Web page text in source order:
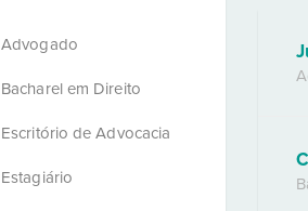
Advogado
Bacharel em Direito
Escritório de Advocacia
Estagiário